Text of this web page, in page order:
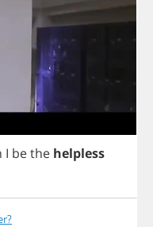
I bethe helpless